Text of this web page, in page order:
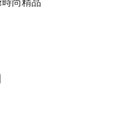
尚精品